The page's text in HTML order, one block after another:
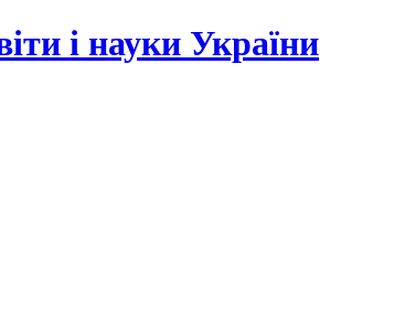
і науки України